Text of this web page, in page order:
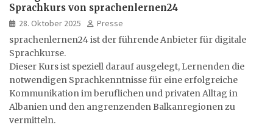
Sprachkurs von sprachenlernen24
28. Oktober 2025
Presse
sprachenlernen24 ist der führende Anbieter für digitale
Sprachkurse.
Dieser Kurs ist speziell darauf ausgelegt, Lernenden die
notwendigen Sprachkenntnisse für eine erfolgreiche
Kommunikation im beruflichen und privaten Alltag in
Albanien und den angrenzenden Balkanregionen zu
vermitteln.